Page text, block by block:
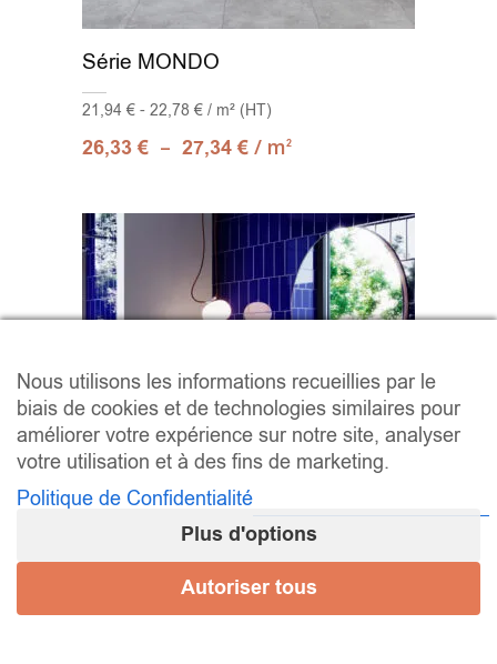
Série MONDO
21,94 € - 22,78 € / m² (HT)
26,33€ – 27,34€ / m2
Série MONOCOLORES 10×20 –
Nous utilisons les informations recueillies par le
biais de cookies et de technologies similaires pour
améliorer votre expérience sur notre site, analyser
votre utilisation et à des fins de marketing.
Politique de Confidentialité
Plus d'options
Autoriser tous